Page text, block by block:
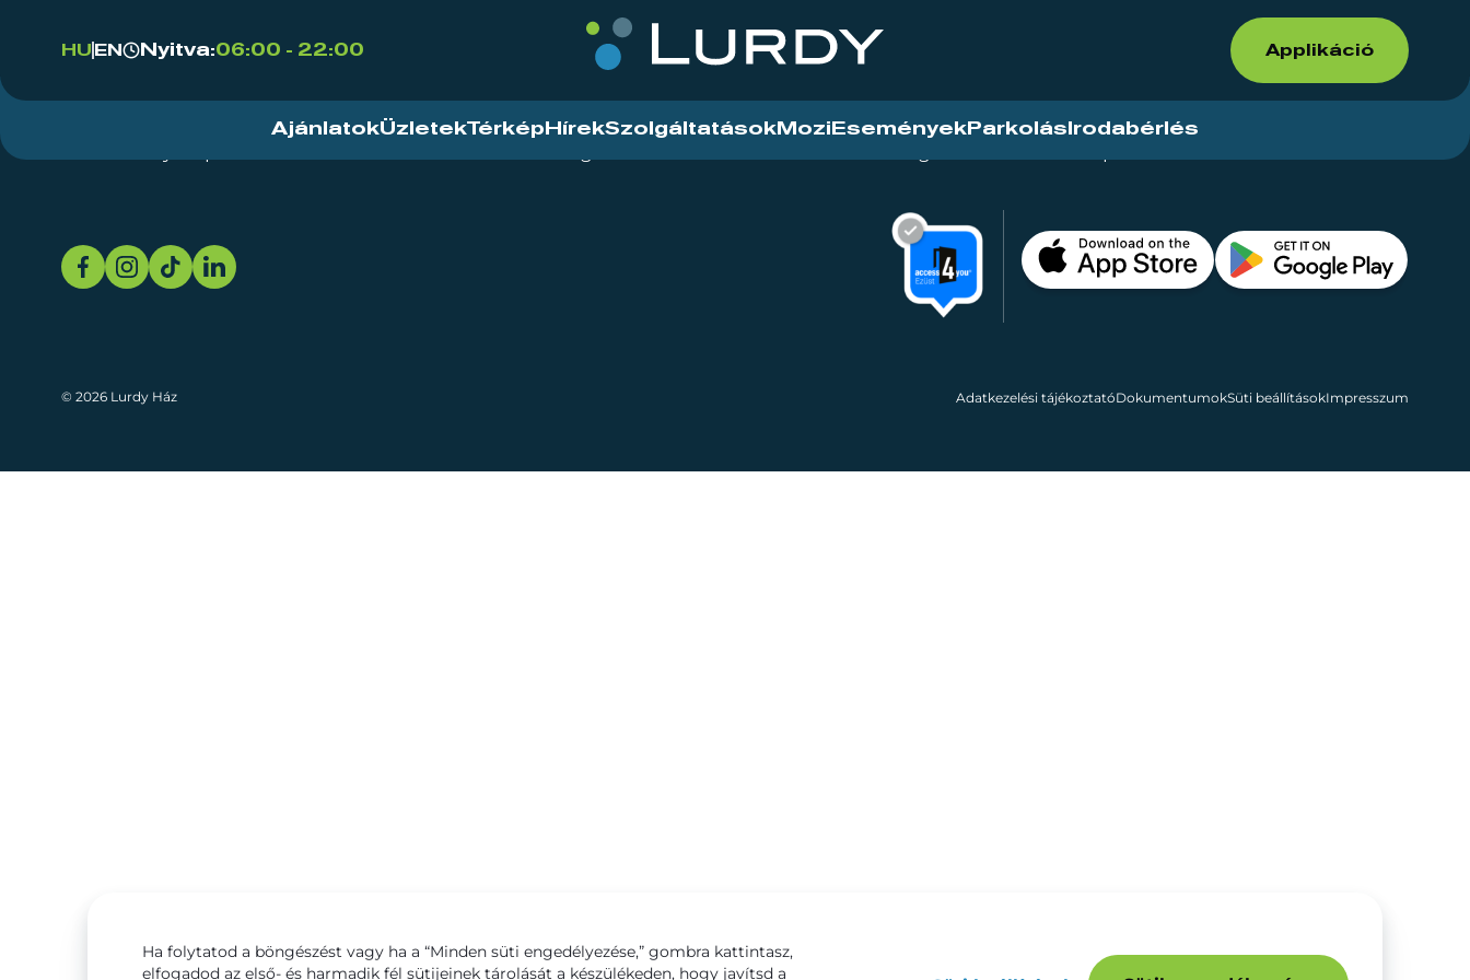
HU EN Nyitva:06:00 - 22:00 Applikáció
AjánlatokÜzletekTérkép HírekSzolgáltatások Mozi Események Parkolás Irodabérlés
© 2026 Lurdy Ház Adatkezelési tájékoztatóDokumentumokSüti beállításokImpresszum
Ha folytatod a böngészést vagy ha a “Minden süti engedélyezése,” gombra kattintasz,
elfogadod az első- és harmadik fél sütijeinek tárolását a készülékeden, hogy javítsd a